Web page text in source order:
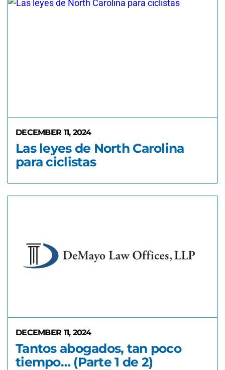
DECEMBER 11, 2024
Las leyes de North Carolina
para ciclistas
DECEMBER 11, 2024
Tantos abogados, tan poco
tiempo… (Parte 1 de 2)